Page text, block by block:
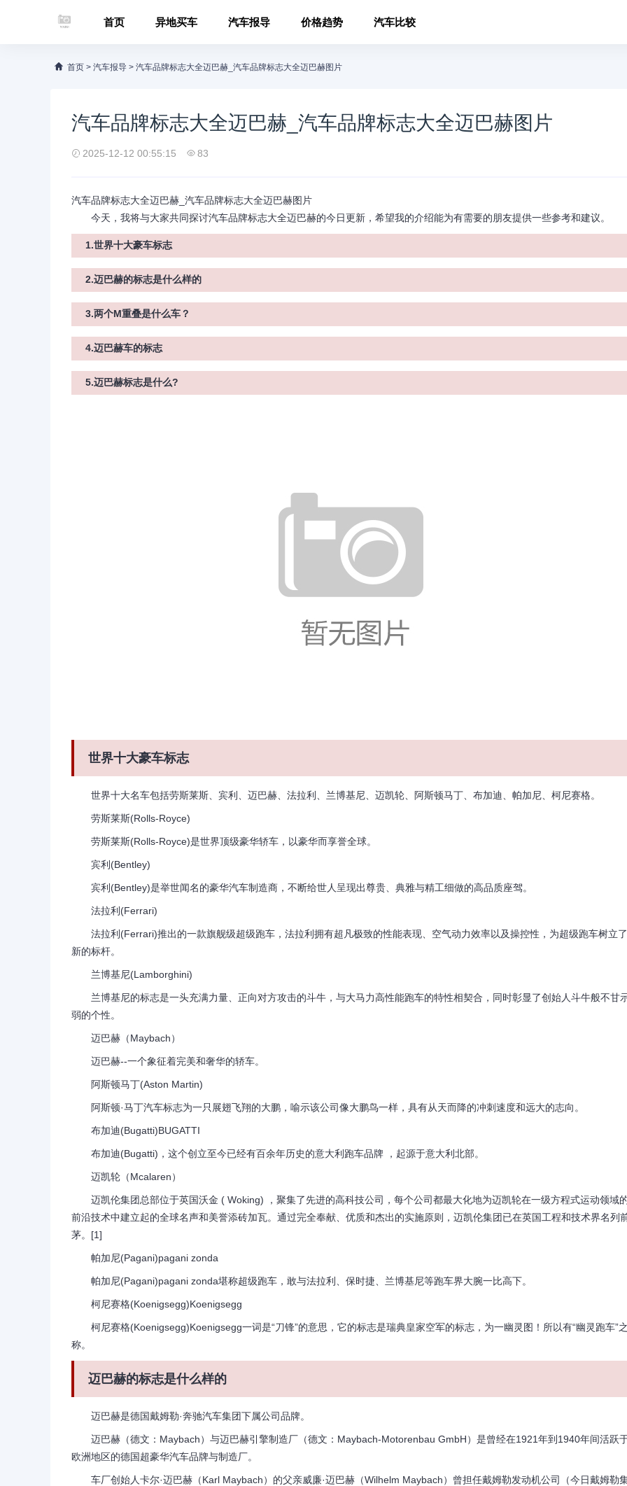
首页 异地买车 汽车报导 价格趋势 汽车比较
首页 > 汽车报导 > 汽车品牌标志大全迈巴赫_汽车品牌标志大全迈巴赫图片
汽车品牌标志大全迈巴赫_汽车品牌标志大全迈巴赫图片
2025-12-12 00:55:15 83
汽车品牌标志大全迈巴赫_汽车品牌标志大全迈巴赫图片
今天，我将与大家共同探讨汽车品牌标志大全迈巴赫的今日更新，希望我的介绍能为有需要的朋友提供一些参考和建议。
1.世界十大豪车标志
2.迈巴赫的标志是什么样的
3.两个M重叠是什么车？
4.迈巴赫车的标志
5.迈巴赫标志是什么?
世界十大豪车标志
世界十大名车包括劳斯莱斯、宾利、迈巴赫、法拉利、兰博基尼、迈凯轮、阿斯顿马丁、布加迪、帕加尼、柯尼赛格。
劳斯莱斯(Rolls-Royce)
劳斯莱斯(Rolls-Royce)是世界顶级豪华轿车，以豪华而享誉全球。
宾利(Bentley)
宾利(Bentley)是举世闻名的豪华汽车制造商，不断给世人呈现出尊贵、典雅与精工细做的高品质座驾。
法拉利(Ferrari)
法拉利(Ferrari)推出的一款旗舰级超级跑车，法拉利拥有超凡极致的性能表现、空气动力效率以及操控性，为超级跑车树立了
新的标杆。
兰博基尼(Lamborghini)
兰博基尼的标志是一头充满力量、正向对方攻击的斗牛，与大马力高性能跑车的特性相契合，同时彰显了创始人斗牛般不甘
弱的个性。
迈巴赫（Maybach）
迈巴赫--一个象征着完美和奢华的轿车。
阿斯顿马丁(Aston Martin)
阿斯顿·马丁汽车标志为一只展翅飞翔的大鹏，喻示该公司像大鹏鸟一样，具有从天而降的冲刺速度和远大的志向。
布加迪(Bugatti)BUGATTI
布加迪(Bugatti)，这个创立至今已经有百余年历史的意大利跑车品牌 ，起源于意大利北部。
迈凯轮（Mcalaren）
迈凯伦集团总部位于英国沃金 ( Woking) ，聚集了先进的高科技公司，每个公司都最大化地为迈凯轮在一级方程式运动领域
前沿技术中建立起的全球名声和美誉添砖加瓦。通过完全奉献、优质和杰出的实施原则，迈凯伦集团已在英国工程和技术界名列
茅。[1]
帕加尼(Pagani)pagani zonda
帕加尼(Pagani)pagani zonda堪称超级跑车，敢与法拉利、保时捷、兰博基尼等跑车界大腕一比高下。
柯尼赛格(Koenigsegg)Koenigsegg
柯尼赛格(Koenigsegg)Koenigsegg一词是“刀锋”的意思，它的标志是瑞典皇家空军的标志，为一幽灵图！所以有“幽灵跑车”
称。
迈巴赫的标志是什么样的
迈巴赫是德国戴姆勒·奔驰汽车集团下属公司品牌。
迈巴赫（德文：Maybach）与迈巴赫引擎制造厂（德文：Maybach-Motorenbau GmbH）是曾经在1921年到1940年间活跃
欧洲地区的德国超豪华汽车品牌与制造厂。
车厂创始人卡尔·迈巴赫（Karl Maybach）的父亲威廉·迈巴赫（Wilhelm Maybach）曾担任戴姆勒发动机公司（今日戴姆勒